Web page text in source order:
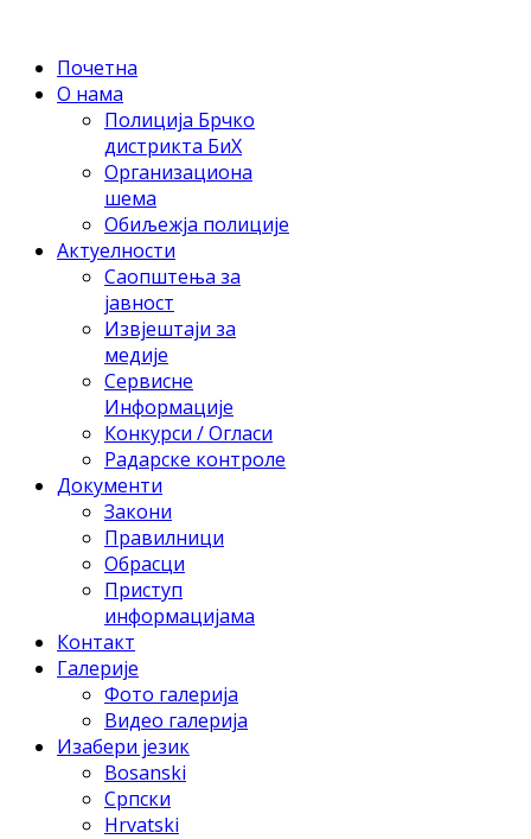
Почетна
О нама
Полиција Брчко
дистрикта БиХ
Организациона
шема
Обиљежја полиције
Актуелности
Саопштења за
јавност
Извјештаји за
медије
Сервисне
Информације
Конкурси / Огласи
Радарске контроле
Документи
Закони
Правилници
Обрасци
Приступ
информацијама
Контакт
Галерије
Фото галерија
Видео галерија
Изабери језик
Bosanski
Српски
Hrvatski